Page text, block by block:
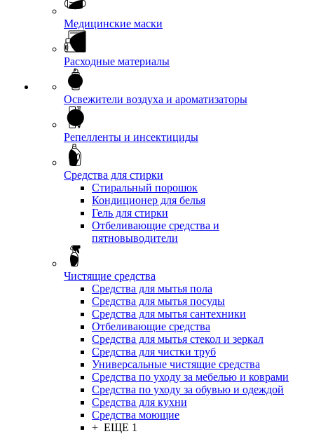
Медицинские маски
Расходные материалы
Освежители воздуха и ароматизаторы
Репелленты и инсектициды
Средства для стирки
Стиральный порошок
Кондиционер для белья
Гель для стирки
Отбеливающие средства и
пятновыводители
Чистящие средства
Средства для мытья пола
Средства для мытья посуды
Средства для мытья сантехники
Отбеливающие средства
Средства для мытья стекол и зеркал
Средства для чистки труб
Универсальные чистящие средства
Средства по уходу за мебелью и коврами
Средства по уходу за обувью и одеждой
Средства для кухни
Средства моющие
+ ЕЩЕ 1